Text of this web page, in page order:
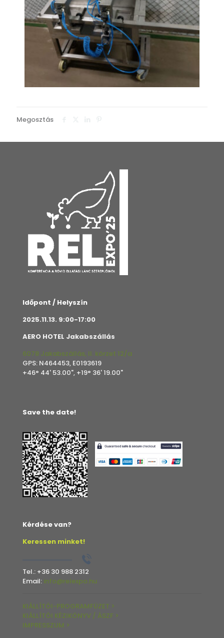
Megosztás
Időpont / Helyszín
2025.11.13. 9:00-17:00
AERO HOTEL Jakabszállás
6078 Jakabszállás, II. körzet 12/a
GPS: N464453, E0193619
+46° 44' 53.00", +19° 36' 19.00"
Save the date!
Kérdése van?
Keressen minket!
Tel.: +36 30 988 2312
Email: info@relexpo.hu
KIÁLLÍTÓI-PROGRAMFÜZET >
KIÁLLÍTÓI KÉZIKÖNYV / ÁSZF >
IMPRESSZUM >